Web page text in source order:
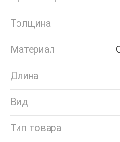
Толщина
Материал
Длина
Вид
Тип товара